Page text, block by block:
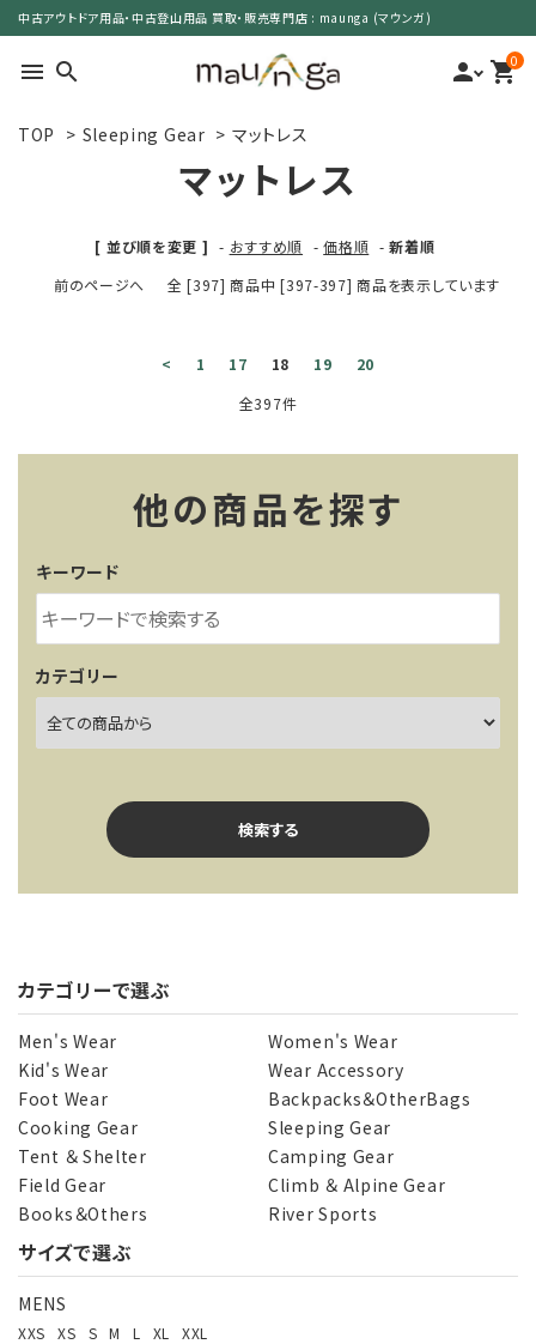
中古アウトドア用品・中古登山用品 買取・販売専門店 : maunga (マウンガ)
menu search person 0
shopping_cart
サイズで選ぶ
店舗情報
POLICY
INFORMATION
ようこそ ゲスト 様
TOP > Sleeping Gear > マットレス
マットレス
[ 並び順を変更 ] - おすすめ順 -価格順 -新着順
前のページへ
全 [397] 商品中 [397-397] 商品を表示しています
< 1 17 18 19
20
全397件
他の商品を探す
キーワード
カテゴリー
検索する
キーワード
カテゴリー
検索する
カテゴリーで選ぶ
Men's Wear
Women's Wear
Kid's Wear
Wear Accessory
Foot Wear
Backpacks＆OtherBags
Cooking Gear
Sleeping Gear
Tent ＆ Shelter
Camping Gear
Field Gear
Climb ＆ Alpine Gear
Books＆Others
River Sports
サイズで選ぶ
MENS
XXS XS S M L XL XXL